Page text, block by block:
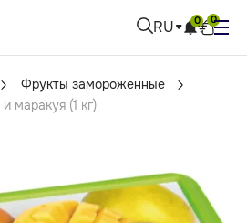
RU 0 0
Фрукты замороженные
маракуя (1 кг)